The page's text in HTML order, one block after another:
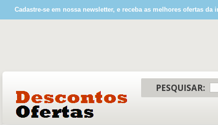
Cadastre-se em nossa newsletter, e receba as melhores ofertas da
PESQUISAR: